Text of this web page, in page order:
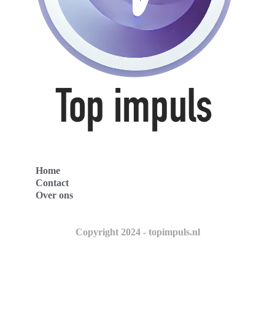
Home
Contact
Over ons
Copyright 2024 - topimpuls.nl